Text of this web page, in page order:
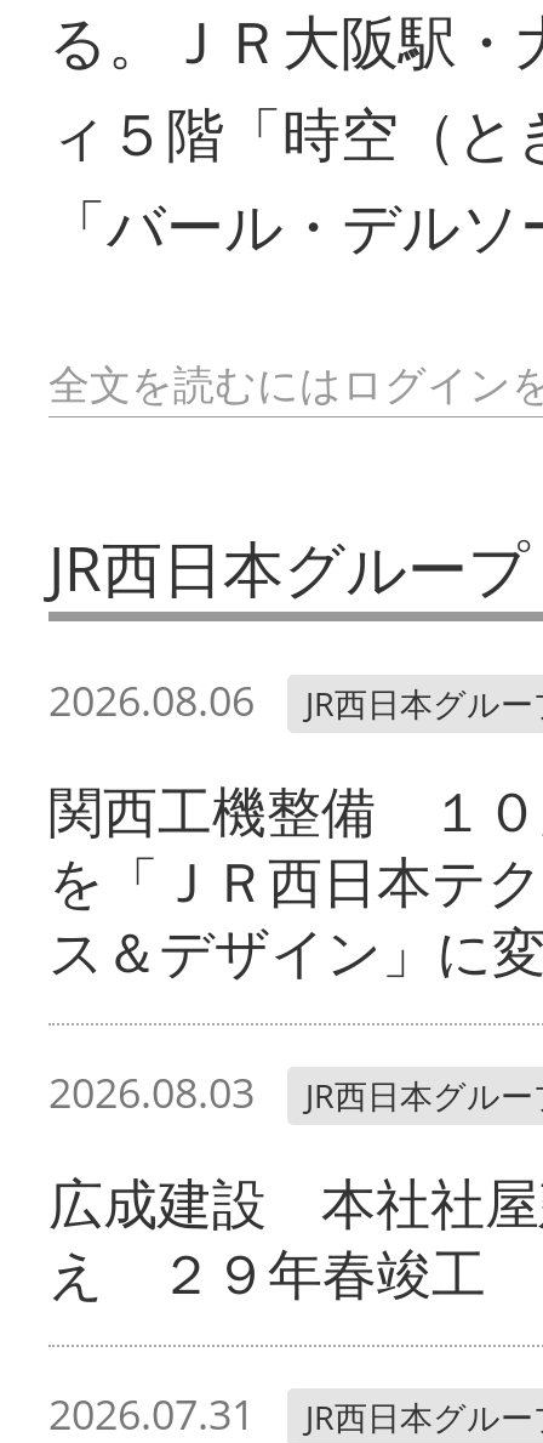
る。ＪＲ大阪駅
ィ５階「時空（
「バール・デル
全文を読むにはログイン
JR西日本グループ
2026.08.06 JR西日本グル
関西工機整備 １
を「ＪＲ西日本テ
ス＆デザイン」に
2026.08.03 JR西日本グル
広成建設 本社社
え ２９年春竣工
2026.07.31 JR西日本グル